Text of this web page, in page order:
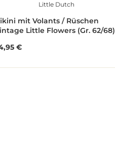
Little Dutch
mit Volants / Rüschen
Little Flowers (Gr. 62/68)
Preis:
€